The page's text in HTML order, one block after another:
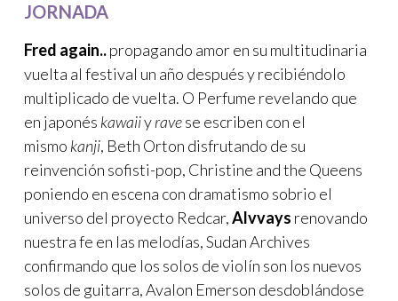
JORNADA
Fred again..propagando amor en su multitudinaria
vuelta al festival un año después y recibiéndolo
multiplicado de vuelta. O Perfume revelando que
en japonés kawaiiyravese escriben con el
mismo kanji, Beth Orton disfrutando de su
reinvención sofisti-pop, Christine and the Queens
poniendo en escena con dramatismo sobrio el
universo del proyecto Redcar,Alvvays renovando
nuestra fe en las melodías, Sudan Archives
confirmando que los solos de violín son los nuevos
solos de guitarra, Avalon Emerson desdoblándose